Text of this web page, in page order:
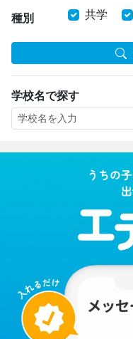
種別 共学
学校名で探す